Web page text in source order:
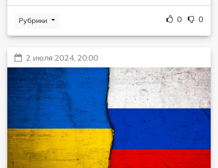
Рубрики 0 0
2 июля 2024, 20:00